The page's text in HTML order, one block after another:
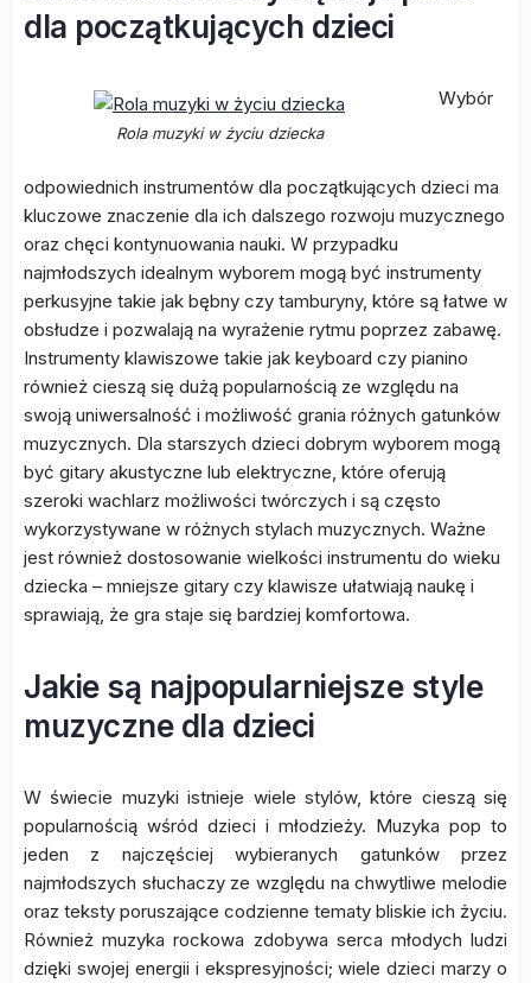
dla początkujących dzieci
Rola muzyki w życiu dziecka
Wybór
odpowiednich instrumentów dla początkujących dzieci ma
kluczowe znaczenie dla ich dalszego rozwoju muzycznego
oraz chęci kontynuowania nauki. W przypadku
najmłodszych idealnym wyborem mogą być instrumenty
perkusyjne takie jak bębny czy tamburyny, które są łatwe w
obsłudze i pozwalają na wyrażenie rytmu poprzez zabawę.
Instrumenty klawiszowe takie jak keyboard czy pianino
również cieszą się dużą popularnością ze względu na
swoją uniwersalność i możliwość grania różnych gatunków
muzycznych. Dla starszych dzieci dobrym wyborem mogą
być gitary akustyczne lub elektryczne, które oferują
szeroki wachlarz możliwości twórczych i są często
wykorzystywane w różnych stylach muzycznych. Ważne
jest również dostosowanie wielkości instrumentu do wieku
dziecka – mniejsze gitary czy klawisze ułatwiają naukę i
sprawiają, że gra staje się bardziej komfortowa.
Jakie są najpopularniejsze style
muzyczne dla dzieci
W świecie muzyki istnieje wiele stylów, które cieszą się
popularnością wśród dzieci i młodzieży. Muzyka pop to
jeden z najczęściej wybieranych gatunków przez
najmłodszych słuchaczy ze względu na chwytliwe melodie
oraz teksty poruszające codzienne tematy bliskie ich życiu.
Również muzyka rockowa zdobywa serca młodych ludzi
dzięki swojej energii i ekspresyjności; wiele dzieci marzy o